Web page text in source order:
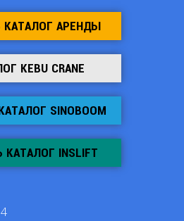
КАТАЛОГ АРЕНДЫ
KEBU CRANE
SINOBOOM
КАТАЛОГ INSLIFT